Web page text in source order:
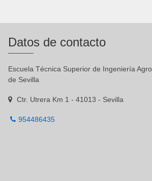
Datos de contacto
Escuela Técnica Superior de Ingeniería
de Sevilla
Ctr. Utrera Km 1 - 41013 - Sevilla
954486435